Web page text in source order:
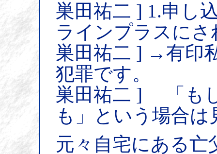
巣田祐二 ] 1.申し
ラインプラスにさ
巣田祐二 ] →有印
犯罪です。
巣田祐二 ] 「も
も」という場合
元々自宅にある亡